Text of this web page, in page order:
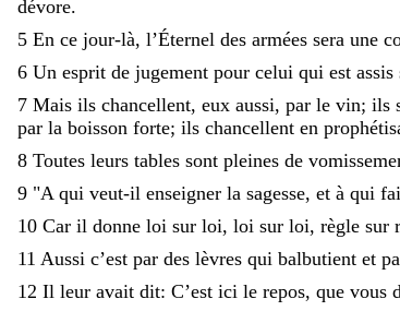
dévore.
5 En ce jour-là, l’Éternel des armées sera une
6 Un esprit de jugement pour celui qui est assis
7 Mais ils chancellent, eux aussi, par le vin; ils
par la boisson forte; ils chancellent en
8 Toutes leurs tables sont pleines de
9 "A qui veut-il enseigner la sagesse, et à qui
10 Car il donne loi sur loi, loi sur loi, règle sur
11 Aussi c’est par des lèvres qui balbutient et
12 Il leur avait dit: C’est ici le repos, que vous